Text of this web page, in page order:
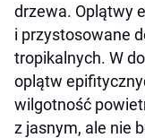
drzewa. Oplątwy
i przystosowane
tropikalnych. W
oplątw
wilgotność
z jasnym, ale nie